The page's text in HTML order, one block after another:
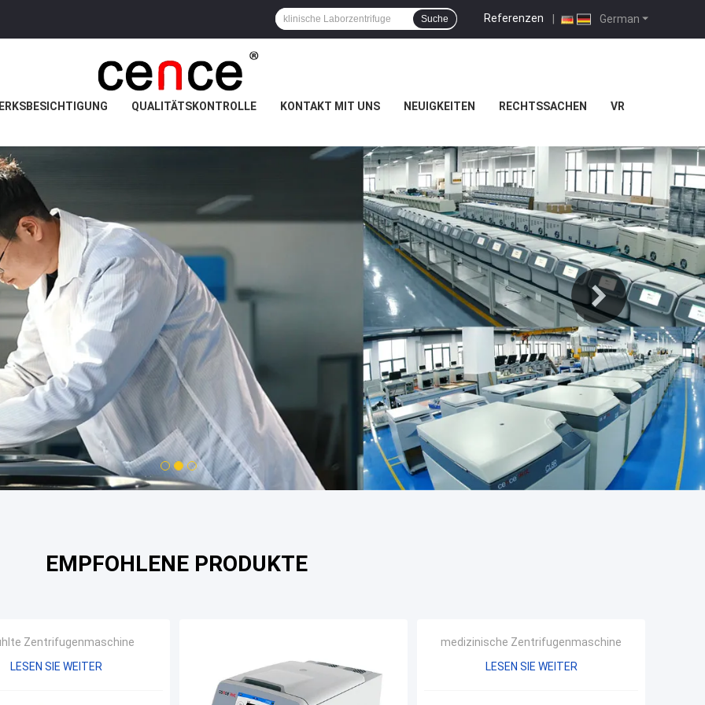
German
Referenzen |
Suche
QUALITÄTSKONTROLLE KONTAKT MIT UNS NEUIGKEITEN RECHTSSACHEN VR
1 2 3
EMPFOHLENE PRODUKTE
Zentrifugenmaschine
LESEN SIE WEITER
medizinische Zentrifugenmaschine
LESEN SIE WEITER